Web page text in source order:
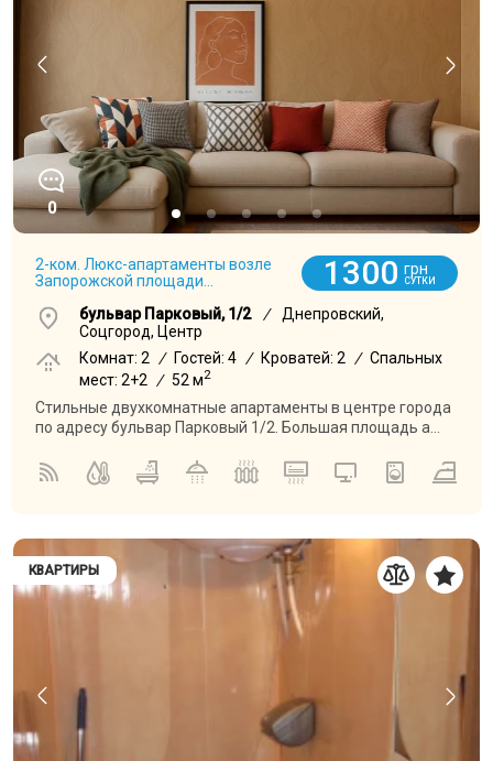
0
2-ком. Люкс-апартаменты возле
Запорожской площади...
1300 грн
СУТКИ
бульвар Парковый, 1/2 /
Днепровский,
Соцгород, Центр
Комнат: 2
/ Гостей: 4 / Кроватей: 2 / Спальных
мест: 2+2
/ 52 м2
Стильные двухкомнатные апартаменты в центре города
по адресу бульвар Парковый 1/2. Большая площадь а...
КВАРТИРЫ